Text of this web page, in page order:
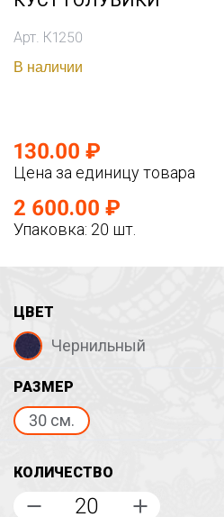
Арт. К1250
В наличии
130.00 ₽
Цена за единицу товара
2 600.00 ₽
Упаковка: 20 шт.
ЦВЕТ
Чернильный
РАЗМЕР
30 см.
КОЛИЧЕСТВО